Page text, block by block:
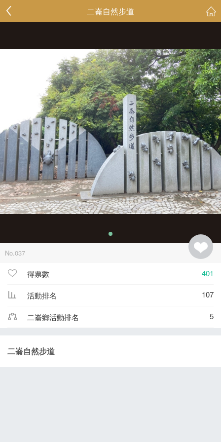
二崙自然步道
No.037
得票數 401
活動排名 107
二崙鄉活動排名 5
二崙自然步道